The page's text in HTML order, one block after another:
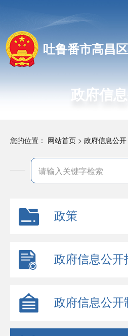
吐鲁番市高昌
政府信
您的位置： 网站首页 > 政府信息公开
政策
政府信息公开
政府信息公开